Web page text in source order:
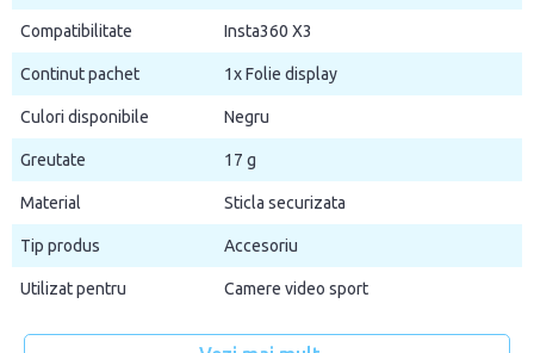
Compatibilitate Insta360 X3
Continut pachet 1x Folie display
Culori disponibile Negru
Greutate 17 g
Material Sticla securizata
Tip produs Accesoriu
Utilizat pentru Camere video sport